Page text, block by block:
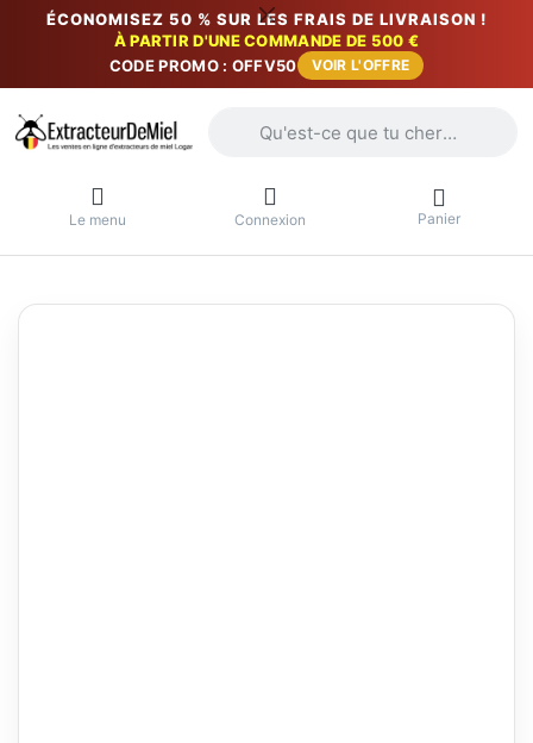
ÉCONOMISEZ 50 % SUR LES FRAIS DE LIVRAISON !
À PARTIR D'UNE COMMANDE DE 500 €
CODE PROMO : OFFV50
VOIR L'OFFRE
Le menu Connexion Panier